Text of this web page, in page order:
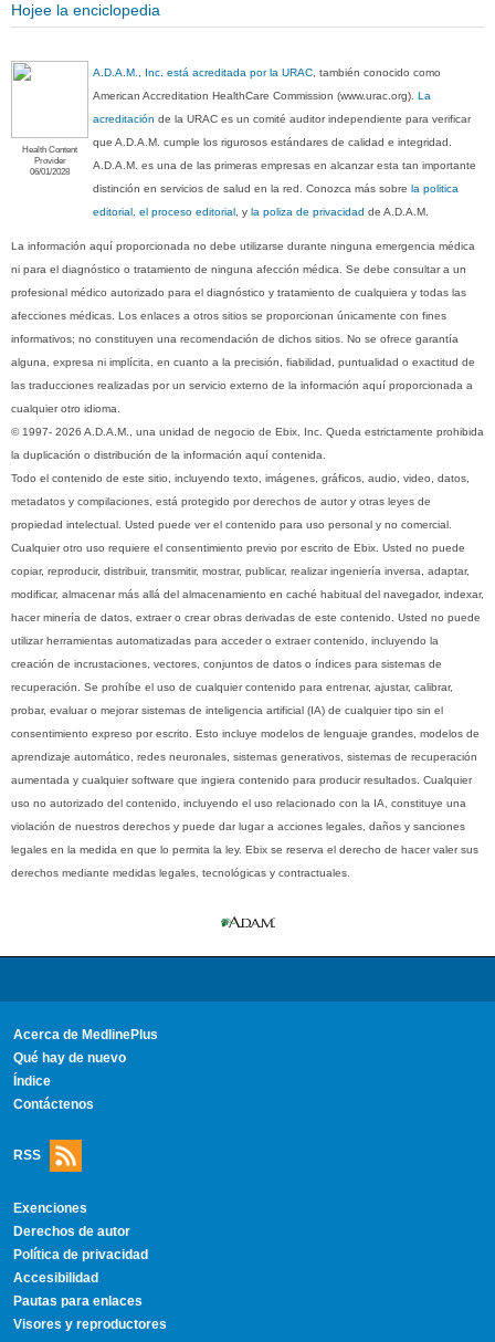
Hojee la enciclopedia
Health Content
Provider
06/01/2028
A.D.A.M., Inc. está acreditada por la URAC, también conocido como
American Accreditation HealthCare Commission (www.urac.org). La
acreditación de la URAC es un comité auditor independiente para verificar
que A.D.A.M. cumple los rigurosos estándares de calidad e integridad.
A.D.A.M. es una de las primeras empresas en alcanzar esta tan importante
distinción en servicios de salud en la red. Conozca más sobre la politica
editorial, el proceso editorial , y la poliza de privacidad de A.D.A.M.
La información aquí proporcionada no debe utilizarse durante ninguna emergencia médica
ni para el diagnóstico o tratamiento de ninguna afección médica. Se debe consultar a un
profesional médico autorizado para el diagnóstico y tratamiento de cualquiera y todas las
afecciones médicas. Los enlaces a otros sitios se proporcionan únicamente con fines
informativos; no constituyen una recomendación de dichos sitios. No se ofrece garantía
alguna, expresa ni implícita, en cuanto a la precisión, fiabilidad, puntualidad o exactitud de
las traducciones realizadas por un servicio externo de la información aquí proporcionada a
cualquier otro idioma.
© 1997- 2026 A.D.A.M., una unidad de negocio de Ebix, Inc. Queda estrictamente prohibida
la duplicación o distribución de la información aquí contenida.
Todo el contenido de este sitio, incluyendo texto, imágenes, gráficos, audio, video, datos,
metadatos y compilaciones, está protegido por derechos de autor y otras leyes de
propiedad intelectual. Usted puede ver el contenido para uso personal y no comercial.
Cualquier otro uso requiere el consentimiento previo por escrito de Ebix. Usted no puede
copiar, reproducir, distribuir, transmitir, mostrar, publicar, realizar ingeniería inversa, adaptar,
modificar, almacenar más allá del almacenamiento en caché habitual del navegador, indexar,
hacer minería de datos, extraer o crear obras derivadas de este contenido. Usted no puede
utilizar herramientas automatizadas para acceder o extraer contenido, incluyendo la
creación de incrustaciones, vectores, conjuntos de datos o índices para sistemas de
recuperación. Se prohíbe el uso de cualquier contenido para entrenar, ajustar, calibrar,
probar, evaluar o mejorar sistemas de inteligencia artificial (IA) de cualquier tipo sin el
consentimiento expreso por escrito. Esto incluye modelos de lenguaje grandes, modelos de
aprendizaje automático, redes neuronales, sistemas generativos, sistemas de recuperación
aumentada y cualquier software que ingiera contenido para producir resultados. Cualquier
uso no autorizado del contenido, incluyendo el uso relacionado con la IA, constituye una
violación de nuestros derechos y puede dar lugar a acciones legales, daños y sanciones
legales en la medida en que lo permita la ley. Ebix se reserva el derecho de hacer valer sus
derechos mediante medidas legales, tecnológicas y contractuales.
Acerca de MedlinePlus
Qué hay de nuevo
Índice
Contáctenos
RSS
Exenciones
Derechos de autor
Política de privacidad
Accesibilidad
Pautas para enlaces
Visores y reproductores